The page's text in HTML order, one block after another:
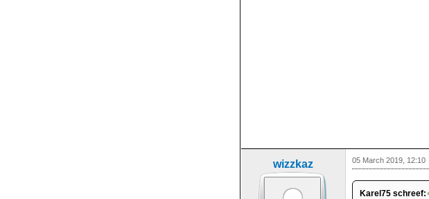
wizzkaz 05 March 2019, 12:10
Karel75 schreef: